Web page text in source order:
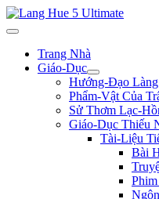
Trang Nhà
Giáo-Dục
Hướng-Đạo
Phẩm-Vật Của
Sử Thơm Lạc-
Giáo-Dục Thiếu
Tài-Liệu
Bài